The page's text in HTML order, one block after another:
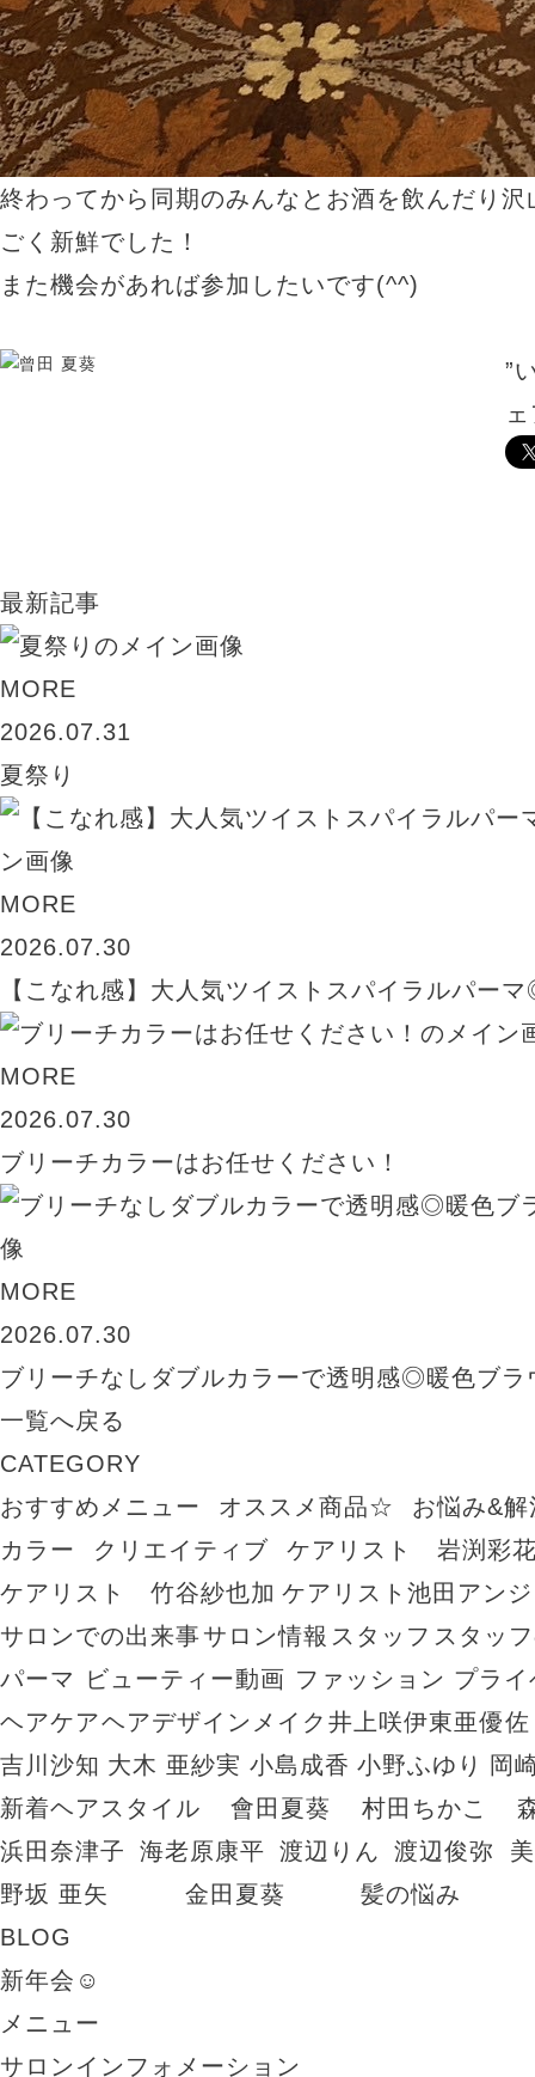
終わってから同期のみんなとお酒を飲んだり
ごく新鮮でした！
また機会があれば参加したいです(^^)
”
最新記事
MORE
2026.07.31
夏祭り
MORE
2026.07.30
【こなれ感】大人気ツイストスパイラルパー
MORE
2026.07.30
ブリーチカラーはお任せください！
MORE
2026.07.30
ブリーチなしダブルカラーで透明感◎暖色ブラ
一覧へ戻る
CATEGORY
おすすめメニュー
オススメ商品☆
お悩み&解
カラー
クリエイティブ
ケアリスト 岩渕彩
ケアリスト 竹谷紗也加 ケアリスト池田アン
サロンでの出来事サロン情報 スタッフ スタッ
パーマ
ビューティー動画 ファッション プラ
ヘアケアヘアデザイン メイク 井上咲伊東亜優
吉川沙知 大木 亜紗実 小島成香 小野ふゆり
岡
新着ヘアスタイル
會田夏葵 村田ちかこ
浜田奈津子
海老原康平 渡辺りん 渡辺俊弥
野坂 亜矢
金田夏葵
髪の悩み
BLOG
新年会☺︎
メニュー
サロンインフォメーション